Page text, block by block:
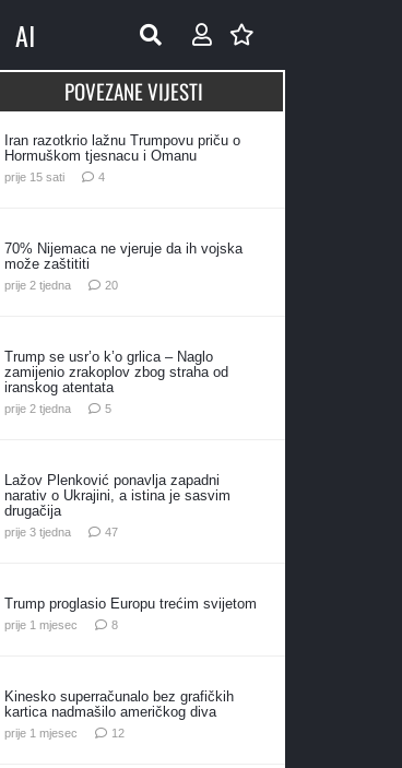
AI
POVEZANE VIJESTI
Iran razotkrio lažnu Trumpovu priču o
Hormuškom tjesnacu i Omanu
prije 15 sati 4komentara
70% Nijemaca ne vjeruje da ih vojska
može zaštititi
prije 2 tjedna 20komentara
Trump se usr’o k’o grlica – Naglo
zamijenio zrakoplov zbog straha od
iranskog atentata
prije 2 tjedna 5komentara
Lažov Plenković ponavlja zapadni
narativ o Ukrajini, a istina je sasvim
drugačija
prije 3 tjedna 47komentara
Trump proglasio Europu trećim svijetom
prije 1 mjesec 8komentara
Kinesko superračunalo bez grafičkih
kartica nadmašilo američkog diva
prije 1 mjesec 12komentara